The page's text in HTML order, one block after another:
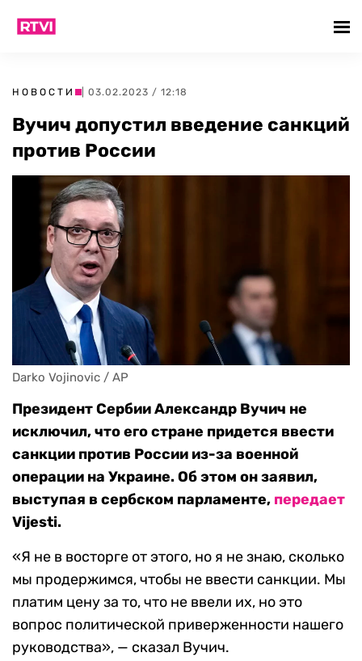
НОВОСТИ | 03.02.2023 / 12:18
Вучич допустил введение санкций
против России
Darko Vojinovic / AP
Президент Сербии Александр Вучич не
исключил, что его стране придется ввести
санкции против России из-за военной
операции на Украине. Об этом он заявил,
выступая в сербском парламенте, передает
Vijesti.
«Я не в восторге от этого, но я не знаю, сколько
мы продержимся, чтобы не ввести санкции. Мы
платим цену за то, что не ввели их, но это
вопрос политической приверженности нашего
руководства», — сказал Вучич.